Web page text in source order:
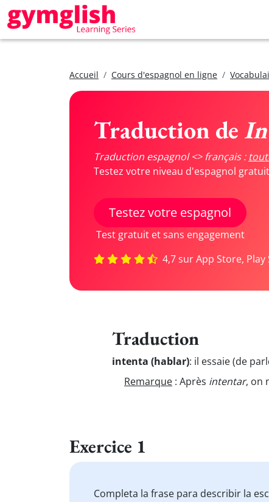
Accueil Cours d'espagnol en ligne
Traduction de
Traduction espagnol <> français :
Testez votre niveau d'espagnol
Testez votre espagnol
Test gratuit et sans engagement
4,7 sur App Store,
Traduction
intenta (hablar): il essaie (de
Remarque : Après intentar, on
Exercice 1
Completa la frase para describir la